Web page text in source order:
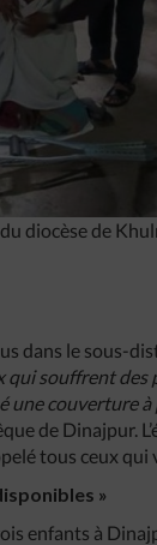
diocèse de
dans le sous-
qui souffrent
une couverture
de Dinajpur.
tous ceux
»
enfants à